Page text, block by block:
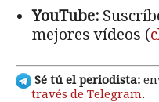
YouTube:
mejores vídeos (
Sé tú el periodista:
través de Telegram.